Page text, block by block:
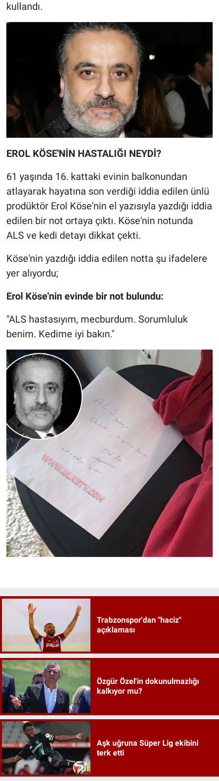
kullandı.
EROL KÖSE'NİN HASTALIĞI NEYDİ?
61 yaşında 16. kattaki evinin balkonundan
atlayarak hayatına son verdiği iddia edilen ünlü
prodüktör Erol Köse'nin el yazısıyla yazdığı iddia
edilen bir not ortaya çıktı. Köse'nin notunda
ALS ve kedi detayı dikkat çekti.
Köse'nin yazdığı iddia edilen notta şu ifadelere
yer alıyordu;
Erol Köse'nin evinde bir not bulundu:
"ALS hastasıyım, mecburdum. Sorumluluk
benim. Kedime iyi bakın."
Trabzonspor'dan "haciz"
açıklaması
Özgür Özel'in dokunulmazlığı
kalkıyor mu?
Aşk uğruna Süper Lig ekibini
terk etti